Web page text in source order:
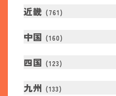
近畿 (761 )
中国 (160)
四国 (123)
九州 (133)